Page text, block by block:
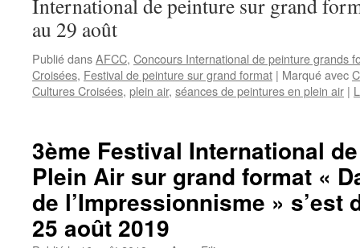
International de peinture sur grand
au 29 août
Publié dansAFCC, Concours International de peinture grands
Croisées, Festival de peinture sur grand format | Marqué avec
Cultures Croisées, plein air, séances de peintures en plein air |
3ème Festival International
Plein Air sur grand format «
de l’Impressionnisme » s’est
25 août 2019